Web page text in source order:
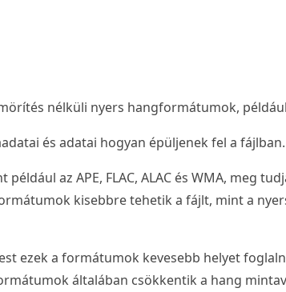
nélküli nyers hangformátumok, például
és adatai hogyan épüljenek fel a fájlban.
az APE, FLAC, ALAC és WMA, meg
kisebbre tehetik a fájlt, mint a
ezek a formátumok kevesebb helyet
általában csökkentik a hang